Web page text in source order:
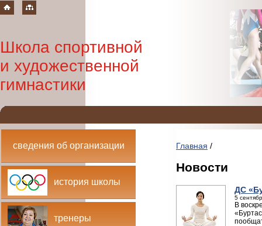
Школа спортивной
и художественной
гимнастики
сведения об организации
история школы
тренеры
Главная /
Новости
ДС
5
В